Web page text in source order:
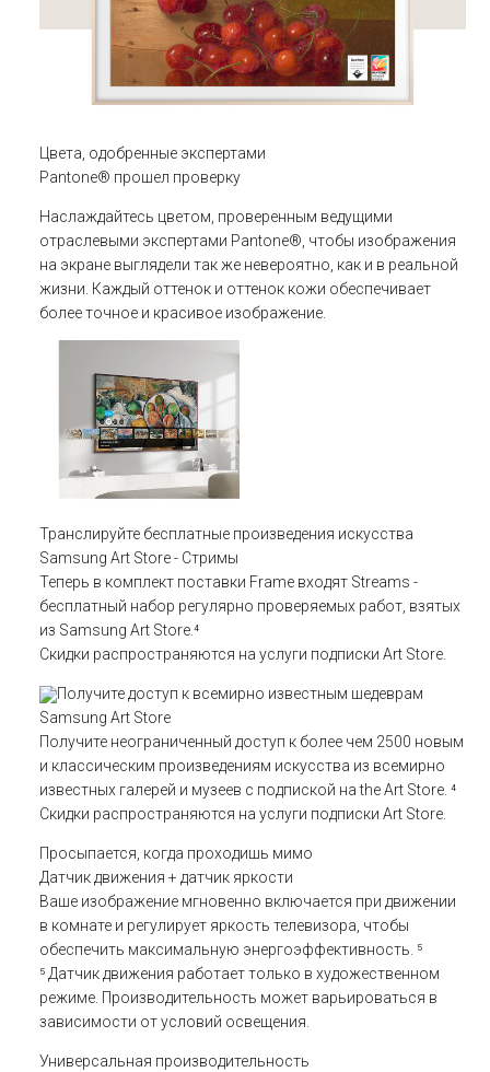
Цвета, одобренные экспертами
Pantone® прошел проверку
Наслаждайтесь цветом, проверенным ведущими
отраслевыми экспертами Pantone®, чтобы изображения
на экране выглядели так же невероятно, как и в реальной
жизни. Каждый оттенок и оттенок кожи обеспечивает
более точное и красивое изображение.
Транслируйте бесплатные произведения искусства
Samsung Art Store - Стримы
Теперь в комплект поставки Frame входят Streams -
бесплатный набор регулярно проверяемых работ, взятых
из Samsung Art Store.⁴
Скидки распространяются на услуги подписки Art Store.
Получите доступ к всемирно известным шедеврам
Samsung Art Store
Получите неограниченный доступ к более чем 2500 новым
и классическим произведениям искусства из всемирно
известных галерей и музеев с подпиской на the Art Store. ⁴
Скидки распространяются на услуги подписки Art Store.
Просыпается, когда проходишь мимо
Датчик движения + датчик яркости
Ваше изображение мгновенно включается при движении
в комнате и регулирует яркость телевизора, чтобы
обеспечить максимальную энергоэффективность. ⁵
⁵ Датчик движения работает только в художественном
режиме. Производительность может варьироваться в
зависимости от условий освещения.
Универсальная производительность